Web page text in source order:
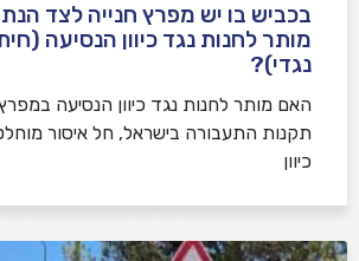
בכביש בו יש מפרץ חנייה לצד
מותר לחנות נגד כיוון הנסיעה
נגדי)?
האם מותר לחנות נגד כיוון הנסיעה
תקנות התעבורה בישראל, חל איסור
כיוון